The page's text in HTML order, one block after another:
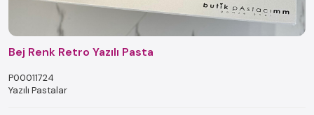
Bej Renk Retro Yazılı Pasta
P00011724
Yazılı Pastalar